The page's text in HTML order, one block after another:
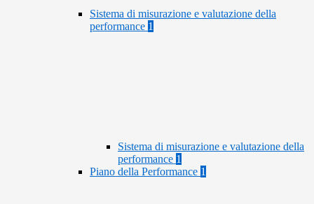
Sistema di misurazione e valutazione della
performance 1
Sistema di misurazione e valutazione della
performance 1
Piano della Performance 1